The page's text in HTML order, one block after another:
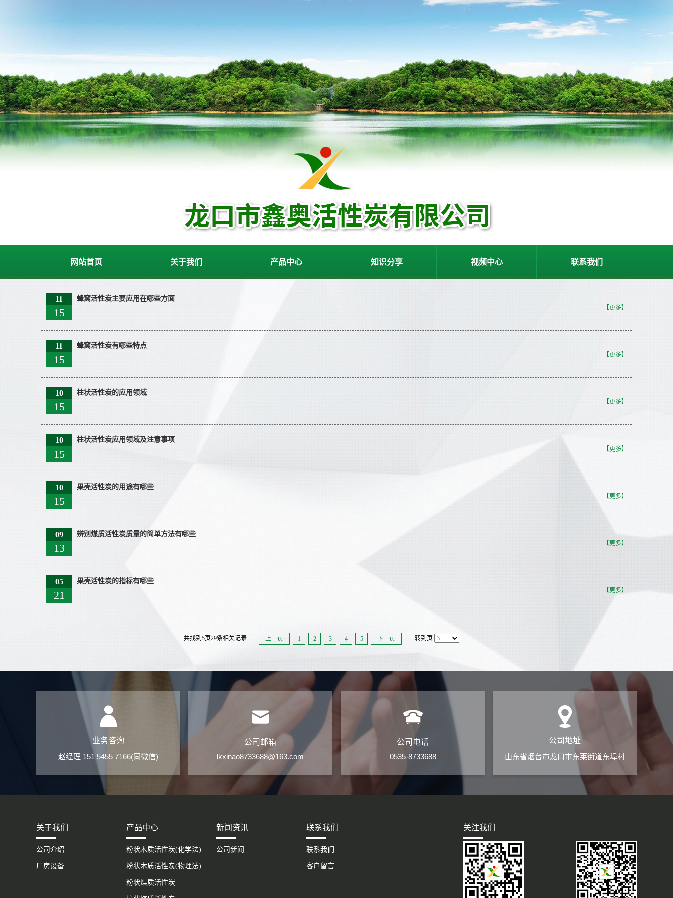
网站首页 关于我们 产品中心 知识分享 视频中心 联系我们
11
15
蜂窝活性炭主要应用在哪些方面
【更多】
11
15
蜂窝活性炭有哪些特点
【更多】
10
15
柱状活性炭的应用领域
【更多】
10
15
柱状活性炭应用领域及注意事项
【更多】
10
15
果壳活性炭的用途有哪些
【更多】
09
13
辨别煤质活性炭质量的简单方法有哪些
【更多】
05
21
果壳活性炭的指标有哪些
【更多】
共找到5页29条相关记录 上一页 1 2 3 4 5 下一页 转到页
业务咨询
赵经理 151 5455 7166(同微信)
公司邮箱
lkxinao8733688@163.com
公司电话
0535-8733688
公司地址
山东省烟台市龙口市东莱街道东埠村
关于我们
公司介绍
厂房设备
产品中心
粉状木质活性炭(化学法)
粉状木质活性炭(物理法)
粉状煤质活性炭
新闻资讯
公司新闻
联系我们
联系我们
客户留言
关注我们